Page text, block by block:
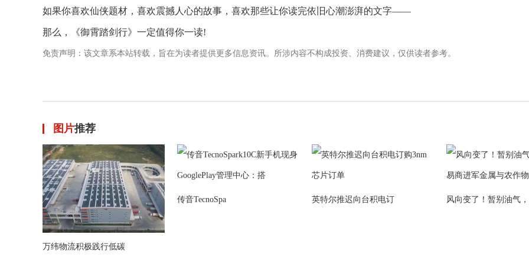
如果你喜欢仙侠题材，喜欢震撼人心的故事，喜欢那些让你读完依旧心潮澎湃的文字——
那么，《御霄踏剑行》一定值得你一读!
免责声明：该文章系本站转载，旨在为读者提供更多信息资讯。所涉内容不构成投资、消费建议，仅供读者参考。
图片推荐
万纬物流积极践行低碳
传音TecnoSpa 英特尔推迟向台积电订 风向变了！暂别油气，